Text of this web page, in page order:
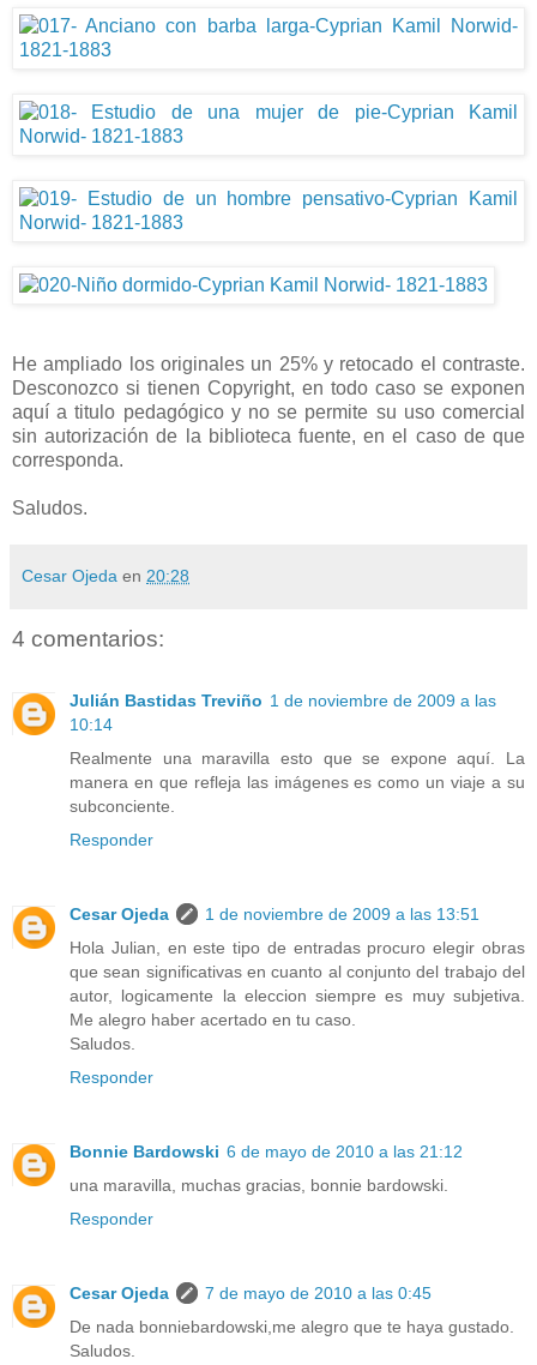
He ampliado los originales un 25% y retocado el contraste.
Desconozco si tienen Copyright, en todo caso se exponen
aquí a titulo pedagógico y no se permite su uso comercial
sin autorización de la biblioteca fuente, en el caso de que
corresponda.
Saludos.
Cesar Ojeda en 20:28
4 comentarios:
Julián Bastidas Treviño 1 de noviembre de 2009 a las
10:14
Realmente una maravilla esto que se expone aquí. La
manera en que refleja las imágenes es como un viaje a su
subconciente.
Responder
Cesar Ojeda
1 de noviembre de 2009 a las 13:51
Hola Julian, en este tipo de entradas procuro elegir obras
que sean significativas en cuanto al conjunto del trabajo del
autor, logicamente la eleccion siempre es muy subjetiva.
Me alegro haber acertado en tu caso.
Saludos.
Responder
Bonnie Bardowski 6 de mayo de 2010 a las 21:12
una maravilla, muchas gracias, bonnie bardowski.
Responder
Cesar Ojeda
7 de mayo de 2010 a las 0:45
De nada bonniebardowski,me alegro que te haya gustado.
Saludos.